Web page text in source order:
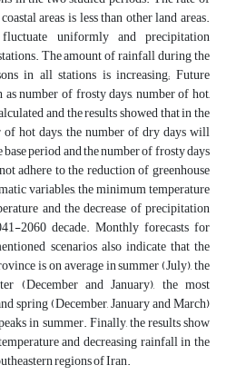
areas is less than other land areas.
fluctuate uniformly and precipitation
The amount of rainfall during the
in all stations is increasing; Future
number of frosty days, number of hot,
and the results showed that in the
hot days, the number of dry days will
period and the number of frosty days
adhere to the reduction of greenhouse
variables, the minimum temperature
and the decrease of precipitation
2060 decade. Monthly forecasts for
scenarios also indicate that the
is on average in summer (July), the
(December and January), the most
spring (December, January and March)
in summer. Finally, the results show
and decreasing rainfall in the
regions of Iran.